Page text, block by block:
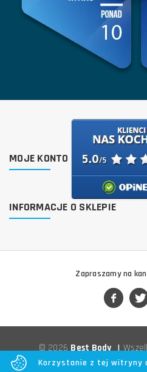
MOJE KONTO
INFORMACJE O SKLEPIE
Zapraszamy na
© 2026Best Body |
Korzystanie z tej witryny